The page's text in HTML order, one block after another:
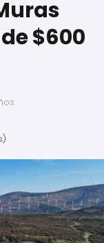
$600